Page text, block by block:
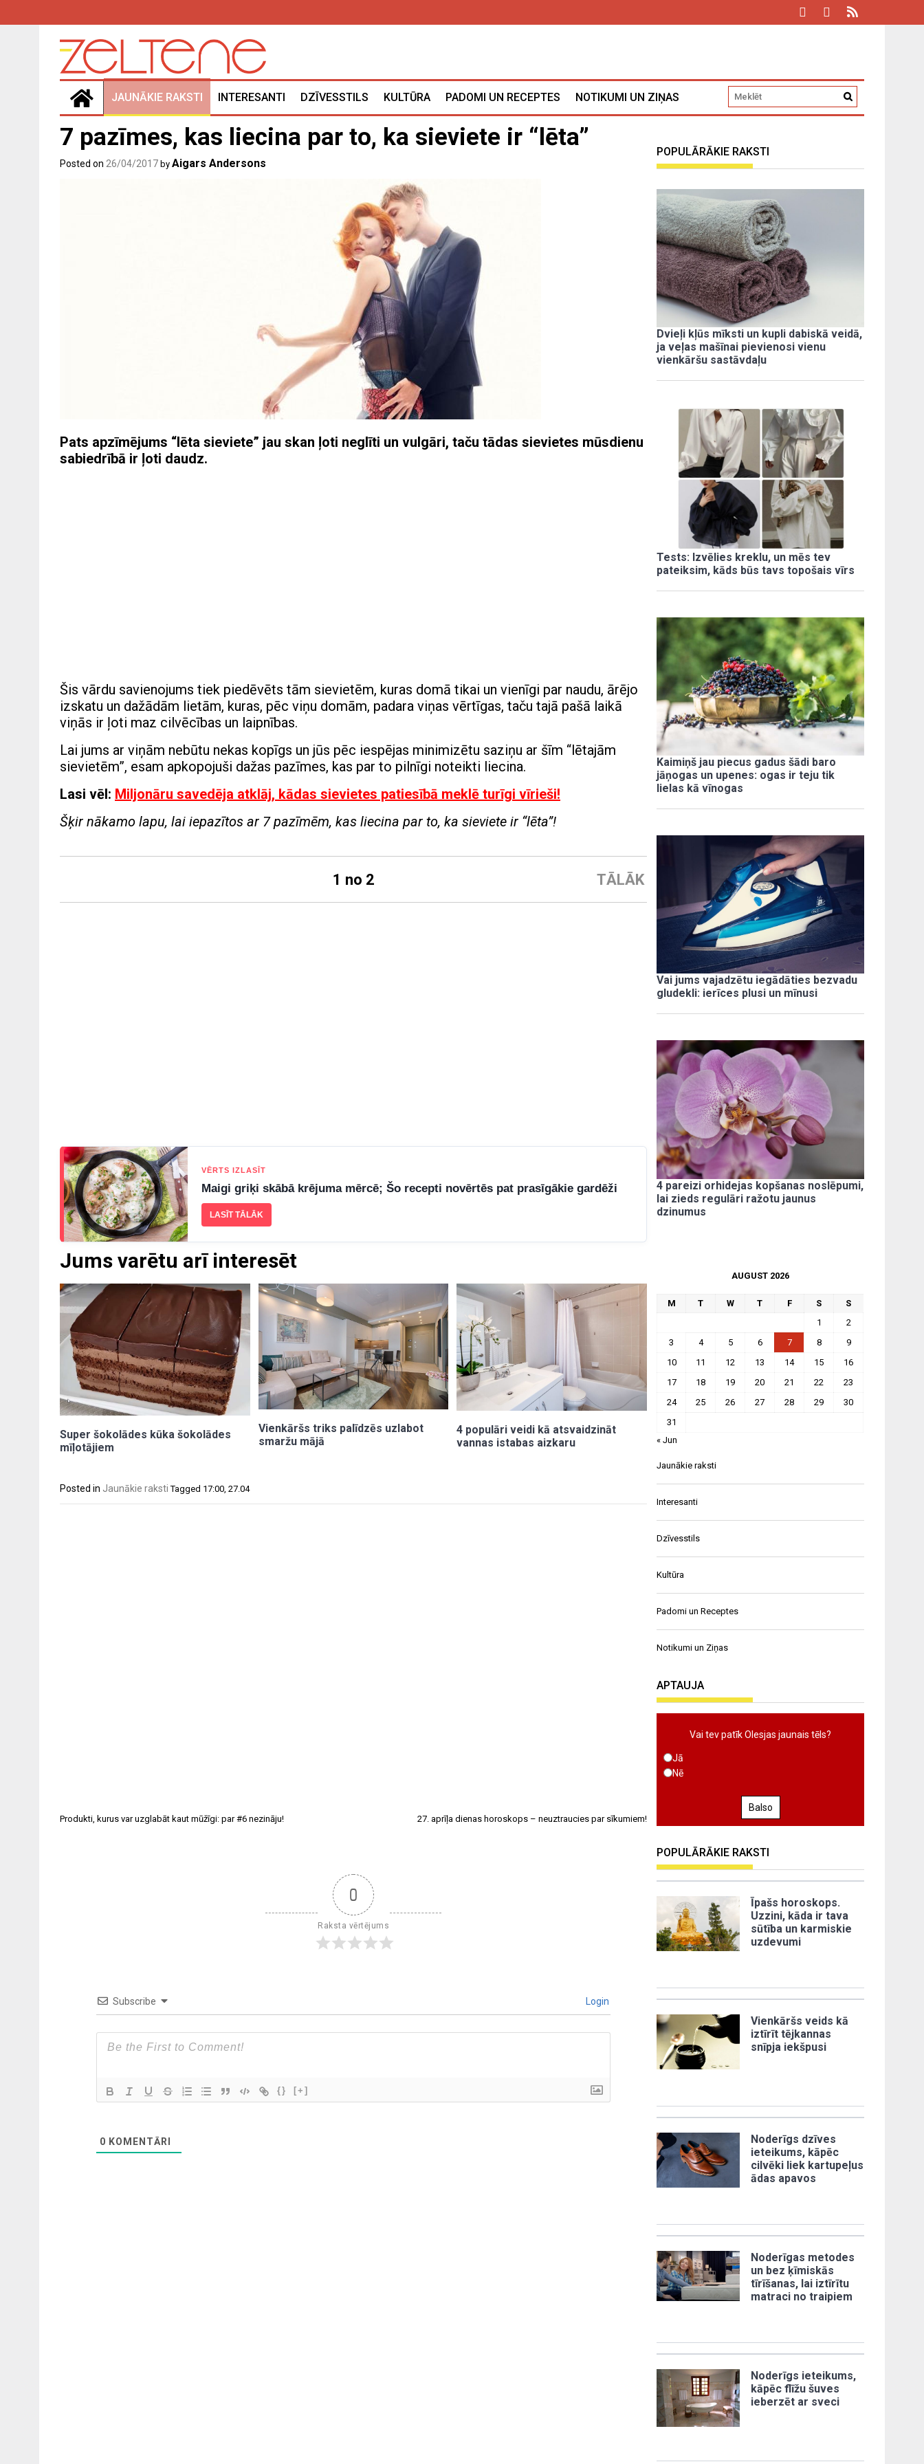
JAUNĀKIE RAKSTI INTERESANTI DZĪVESSTILS KULTŪRA PADOMI UN RECEPTES NOTIKUMI UN ZIŅAS
7 pazīmes, kas liecina par to, ka sieviete ir “lēta”
Posted on 26/04/2017 by Aigars Andersons
Pats apzīmējums “lēta sieviete” jau skan ļoti neglīti un vulgāri, taču tādas sievietes mūsdienu
sabiedrībā ir ļoti daudz.
Šis vārdu savienojums tiek piedēvēts tām sievietēm, kuras domā tikai un vienīgi par naudu, ārējo
izskatu un dažādām lietām, kuras, pēc viņu domām, padara viņas vērtīgas, taču tajā pašā laikā
viņās ir ļoti maz cilvēcības un laipnības.
Lai jums ar viņām nebūtu nekas kopīgs un jūs pēc iespējas minimizētu saziņu ar šīm “lētajām
sievietēm”, esam apkopojuši dažas pazīmes, kas par to pilnīgi noteikti liecina.
Lasi vēl: Miljonāru savedēja atklāj, kādas sievietes patiesībā meklē turīgi vīrieši!
Šķir nākamo lapu, lai iepazītos ar 7 pazīmēm, kas liecina par to, ka sieviete ir “lēta”!
TĀLĀK
1 no 2
Jums varētu arī interesēt
Super šokolādes kūka šokolādes
mīļotājiem
Vienkāršs triks palīdzēs uzlabot
smaržu mājā
4 populāri veidi kā atsvaidzināt
vannas istabas aizkaru
VĒRTS IZLASĪT
Maigi griķi skābā krējuma mērcē; Šo recepti novērtēs pat prasīgākie gardēži
LASĪT TĀLĀK
Posted in Jaunākie raksti Tagged 17:00, 27.04
Produkti, kurus var uzglabāt kaut mūžīgi: par #6 nezināju! 27. aprīļa dienas horoskops – neuztraucies par sīkumiem!
0
Raksta vērtējums
Subscribe Login
{} [+]
0 KOMENTĀRI
POPULĀRĀKIE RAKSTI
Dvieļi kļūs mīksti un kupli dabiskā veidā,
ja veļas mašīnai pievienosi vienu
vienkāršu sastāvdaļu
Tests: Izvēlies kreklu, un mēs tev
pateiksim, kāds būs tavs topošais vīrs
Kaimiņš jau piecus gadus šādi baro
jāņogas un upenes: ogas ir teju tik
lielas kā vīnogas
Vai jums vajadzētu iegādāties bezvadu
gludekli: ierīces plusi un mīnusi
4 pareizi orhidejas kopšanas noslēpumi,
lai zieds regulāri ražotu jaunus
dzinumus
AUGUST 2026
M T W T F S
S
1
2
3
4 5 6 7 8
9
10
11 12 13 14 15
16
17
18 19 20 21 22
23
24
25 26 27 28 29
30
31
« Jun
Jaunākie raksti
Interesanti
Dzīvesstils
Kultūra
Padomi un Receptes
Notikumi un Ziņas
APTAUJA
Vai tev patīk Olesjas jaunais tēls?
Jā
Nē
Balso
POPULĀRĀKIE RAKSTI
Īpašs horoskops.
Uzzini, kāda ir tava
sūtība un karmiskie
uzdevumi
Vienkāršs veids kā
iztīrīt tējkannas
snīpja iekšpusi
Noderīgs dzīves
ieteikums, kāpēc
cilvēki liek kartupeļus
ādas apavos
Noderīgas metodes
un bez ķīmiskās
tīrīšanas, lai iztīrītu
matraci no traipiem
Noderīgs ieteikums,
kāpēc flīžu šuves
ieberzēt ar sveci